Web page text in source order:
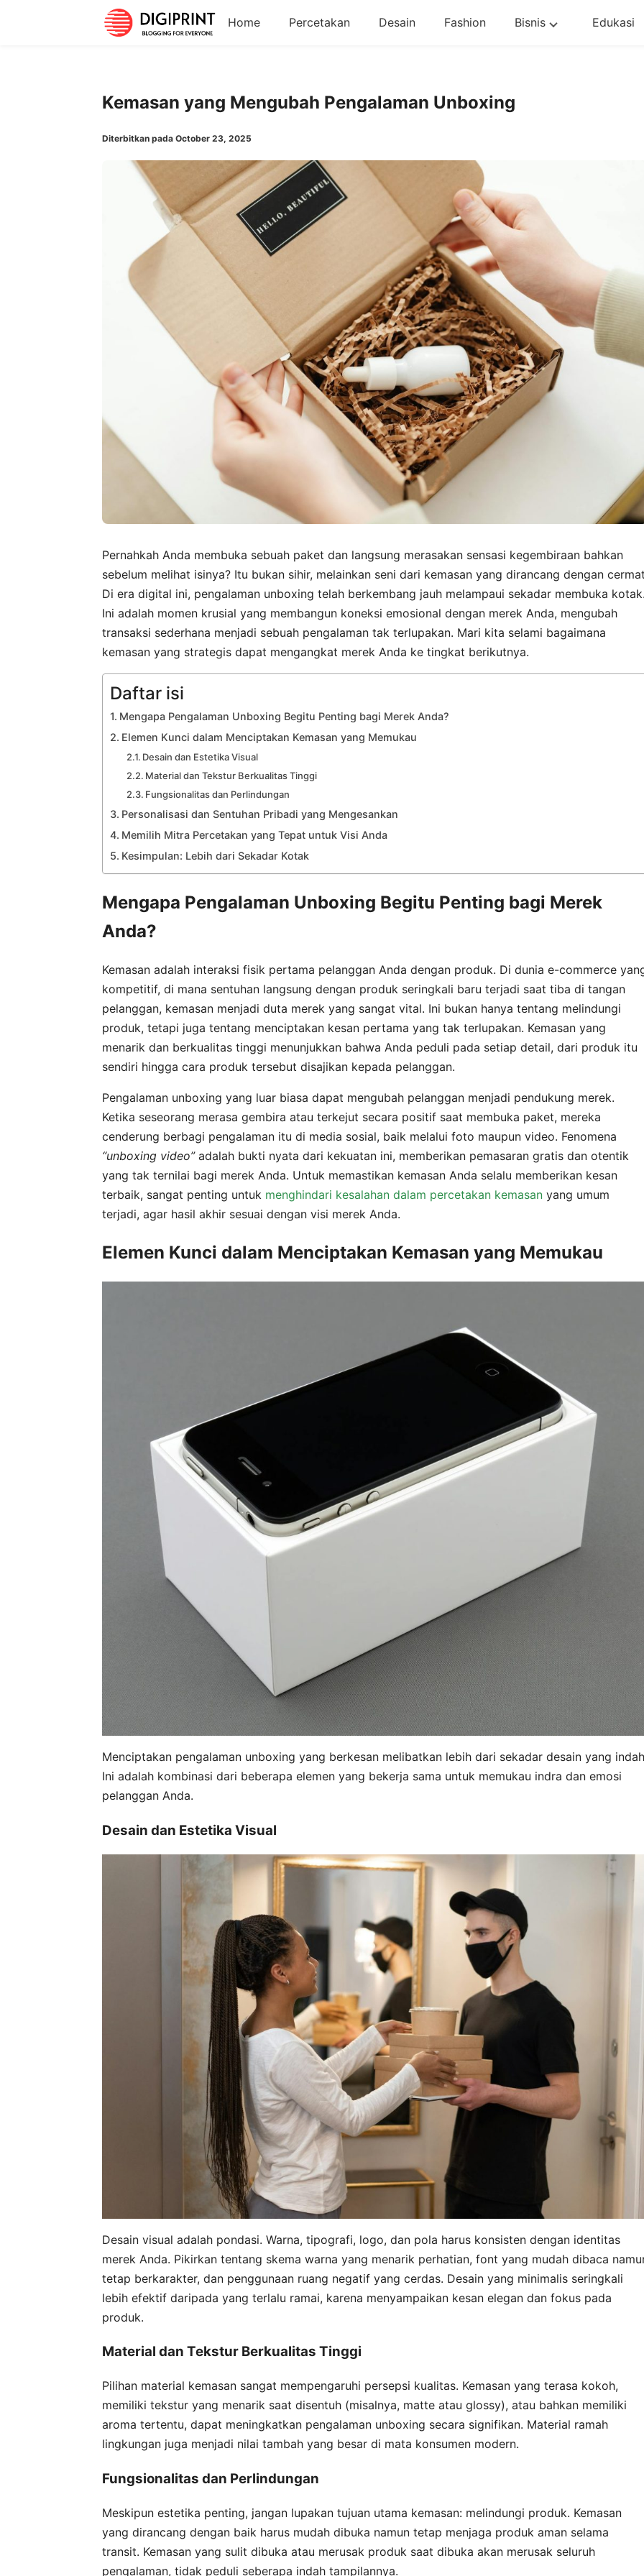
Home Percetakan Desain Fashion Bisnis Edukasi
Kemasan yang Mengubah Pengalaman Unboxing
Diterbitkan pada October 23, 2025
Pernahkah Anda membuka sebuah paket dan langsung merasakan sensasi kegembiraan bahkan
sebelum melihat isinya? Itu bukan sihir, melainkan seni dari kemasan yang dirancang dengan
Di era digital ini, pengalaman unboxing telah berkembang jauh melampaui sekadar membuka
Ini adalah momen krusial yang membangun koneksi emosional dengan merek Anda, mengubah
transaksi sederhana menjadi sebuah pengalaman tak terlupakan. Mari kita selami bagaimana
kemasan yang strategis dapat mengangkat merek Anda ke tingkat berikutnya.
Daftar isi
Mengapa Pengalaman Unboxing Begitu Penting bagi Merek Anda?
Elemen Kunci dalam Menciptakan Kemasan yang Memukau
Desain dan Estetika Visual
Material dan Tekstur Berkualitas Tinggi
Fungsionalitas dan Perlindungan
Personalisasi dan Sentuhan Pribadi yang Mengesankan
Memilih Mitra Percetakan yang Tepat untuk Visi Anda
Kesimpulan: Lebih dari Sekadar Kotak
Mengapa Pengalaman Unboxing Begitu Penting bagi Merek
Anda?
Kemasan adalah interaksi fisik pertama pelanggan Anda dengan produk. Di dunia e-commerce
kompetitif, di mana sentuhan langsung dengan produk seringkali baru terjadi saat tiba di tangan
pelanggan, kemasan menjadi duta merek yang sangat vital. Ini bukan hanya tentang melindungi
produk, tetapi juga tentang menciptakan kesan pertama yang tak terlupakan. Kemasan yang
menarik dan berkualitas tinggi menunjukkan bahwa Anda peduli pada setiap detail, dari produk itu
sendiri hingga cara produk tersebut disajikan kepada pelanggan.
Pengalaman unboxing yang luar biasa dapat mengubah pelanggan menjadi pendukung merek.
Ketika seseorang merasa gembira atau terkejut secara positif saat membuka paket, mereka
cenderung berbagi pengalaman itu di media sosial, baik melalui foto maupun video. Fenomena
“unboxing video”adalah bukti nyata dari kekuatan ini, memberikan pemasaran gratis dan otentik
yang tak ternilai bagi merek Anda. Untuk memastikan kemasan Anda selalu memberikan kesan
terbaik, sangat penting untuk menghindari kesalahan dalam percetakan kemasan yang umum
terjadi, agar hasil akhir sesuai dengan visi merek Anda.
Elemen Kunci dalam Menciptakan Kemasan yang Memukau
Menciptakan pengalaman unboxing yang berkesan melibatkan lebih dari sekadar desain yang
Ini adalah kombinasi dari beberapa elemen yang bekerja sama untuk memukau indra dan emosi
pelanggan Anda.
Desain dan Estetika Visual
Desain visual adalah pondasi. Warna, tipografi, logo, dan pola harus konsisten dengan identitas
merek Anda. Pikirkan tentang skema warna yang menarik perhatian, font yang mudah dibaca
tetap berkarakter, dan penggunaan ruang negatif yang cerdas. Desain yang minimalis seringkali
lebih efektif daripada yang terlalu ramai, karena menyampaikan kesan elegan dan fokus pada
produk.
Material dan Tekstur Berkualitas Tinggi
Pilihan material kemasan sangat mempengaruhi persepsi kualitas. Kemasan yang terasa kokoh,
memiliki tekstur yang menarik saat disentuh (misalnya, matte atau glossy), atau bahkan memiliki
aroma tertentu, dapat meningkatkan pengalaman unboxing secara signifikan. Material ramah
lingkungan juga menjadi nilai tambah yang besar di mata konsumen modern.
Fungsionalitas dan Perlindungan
Meskipun estetika penting, jangan lupakan tujuan utama kemasan: melindungi produk. Kemasan
yang dirancang dengan baik harus mudah dibuka namun tetap menjaga produk aman selama
transit. Kemasan yang sulit dibuka atau merusak produk saat dibuka akan merusak seluruh
pengalaman, tidak peduli seberapa indah tampilannya.